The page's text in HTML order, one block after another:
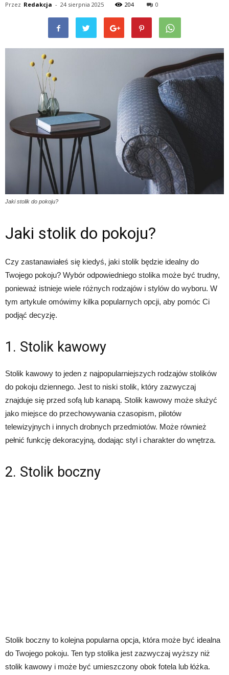
Przez Redakcja - 24 sierpnia 2025 204 0
Jaki stolik do pokoju?
Jaki stolik do pokoju?
Czy zastanawiałeś się kiedyś, jaki stolik będzie idealny do
Twojego pokoju? Wybór odpowiedniego stolika może być trudny,
ponieważ istnieje wiele różnych rodzajów i stylów do wyboru. W
tym artykule omówimy kilka popularnych opcji, aby pomóc Ci
podjąć decyzję.
1. Stolik kawowy
Stolik kawowy to jeden z najpopularniejszych rodzajów stolików
do pokoju dziennego. Jest to niski stolik, który zazwyczaj
znajduje się przed sofą lub kanapą. Stolik kawowy może służyć
jako miejsce do przechowywania czasopism, pilotów
telewizyjnych i innych drobnych przedmiotów. Może również
pełnić funkcję dekoracyjną, dodając styl i charakter do wnętrza.
2. Stolik boczny
Stolik boczny to kolejna popularna opcja, która może być idealna
do Twojego pokoju. Ten typ stolika jest zazwyczaj wyższy niż
stolik kawowy i może być umieszczony obok fotela lub łóżka.